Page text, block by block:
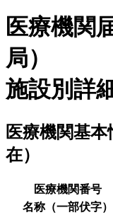
医療機関
局）
施設別詳
医療機関基
在）
医療機関番号
名称（一部伏字）